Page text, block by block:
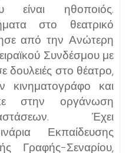
ηθοποιός.
στο θεατρικό
από την Ανώτερη
Συνδέσμου με
δουλειές στο θέατρο,
και
στην οργάνωση
Έχει
Εκπαίδευσης
Γραφής-Σεναρίου,